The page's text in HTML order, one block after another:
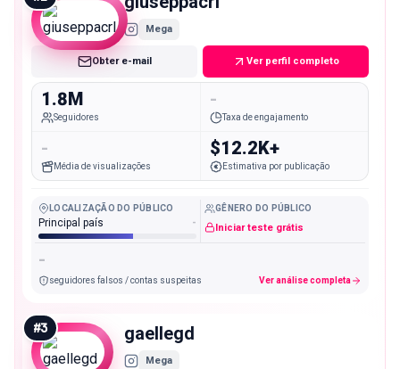
Mega
Obter e-mail Ver perfil completo
1.8M
Seguidores
-
Taxa de engajamento
-
Média de visualizações
$12.2K+
Estimativa por publicação
LOCALIZAÇÃO DO PÚBLICO
Principal país -
GÊNERO DO PÚBLICO
Iniciar teste grátis
-
seguidores falsos / contas suspeitas Ver análise completa
#3 gaellegd
Mega